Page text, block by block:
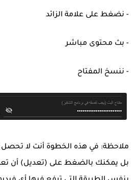
- نضغط على علامة الزائد
- بث محتوى مباشر
- ننسخ المفتاح
ملاحظة: في هذه الخطوة أنت لا
بل يمكنك بالضغط على (تعديل) أن